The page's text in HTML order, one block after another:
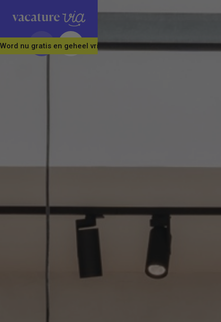
Word nu gratis en geheel vrijblijvend lid van ons Vacature Via